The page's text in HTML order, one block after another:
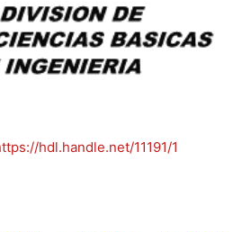
hdl.handle.net/11191/1